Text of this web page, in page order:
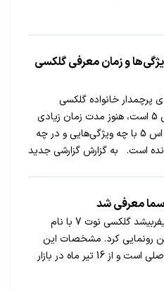
و زمان معرفی گلکسی
خانواده گلکسی
سامسونگ گلکسی اس 5 است، هنوز مدت زمان زیادی
تا تایید اینکه گلکسی اس 5 با چه ویژگی‌هایی و در چه
است. به گزارش گزارشی جدید
سامسونگ از نسخه ریفربیشد گلکسی نوت 7 با نام
ادیشن رونمایی کرد. مشخصات این
گوشی مشابه نوت 7 اصلی است و از 16 تیر ماه در بازار